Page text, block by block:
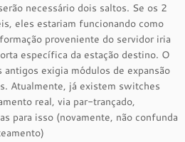
necessário dois saltos. Se os 2
eles estariam funcionando como
proveniente do servidor iria
específica da estação destino. O
exigia módulos de expansão
Atualmente, já existem switches
real, via par-trançado,
para isso (novamente, não confunda